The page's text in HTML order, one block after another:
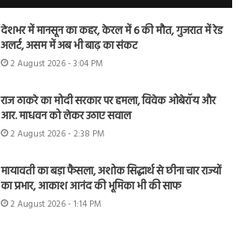
देशभर में मानसून का कहर, केरल में 6 की मौत, गुजरात में रेड
अलर्ट, असम में अब भी बाढ़ का संकट
2 August 2026 - 3:04 PM
राज ठाकरे का मोदी सरकार पर हमला, विवेक ओबेरॉय और
आर. माधवन को लेकर उठाए सवाल
2 August 2026 - 2:38 PM
मायावती का बड़ा फैसला, अशोक सिद्धार्थ से छीना चार राज्यों
का प्रभार, आकाश आनंद की भूमिका भी की साफ
2 August 2026 - 1:14 PM